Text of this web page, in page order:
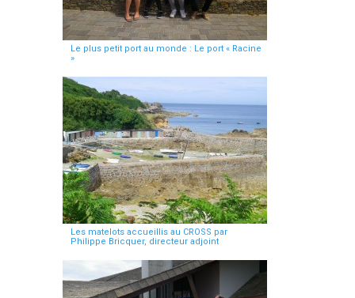
Le plus petit port au monde : Le port « Racine
»
Les matelots accueillis au CROSS par
Philippe Bricquer, directeur adjoint